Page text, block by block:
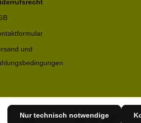
und
Nur technisch notwendige